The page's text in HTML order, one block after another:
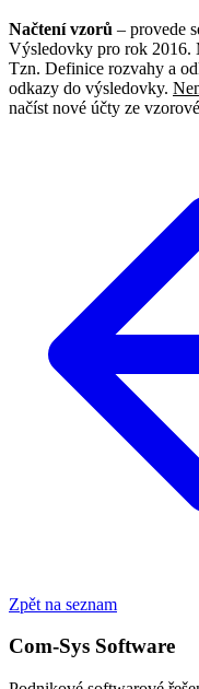
Načtení vzorů – provede
Výsledovky pro rok 2016.
Tzn. Definice rozvahy a
odkazy do výsledovky.
načíst nové účty ze
Zpět na seznam
Com-Sys Software